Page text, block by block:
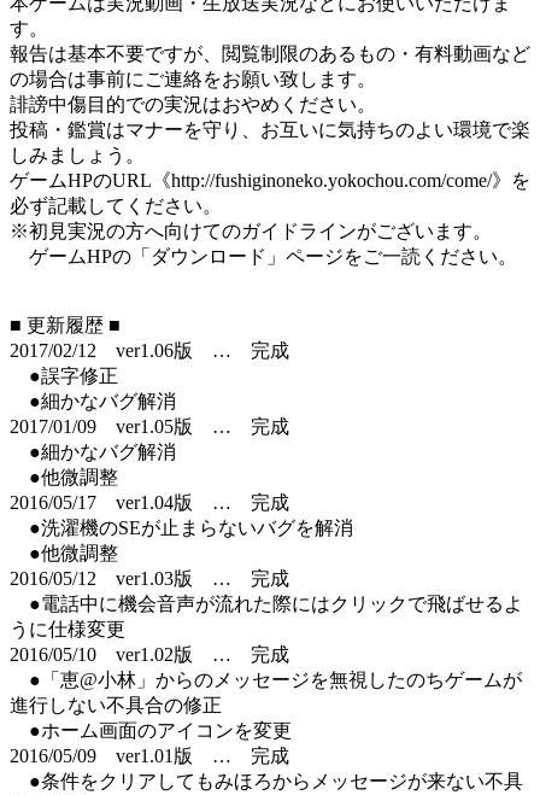
す。
報告は基本不要ですが、閲覧制限のあるもの・有料動画など
の場合は事前にご連絡をお願い致します。
誹謗中傷目的での実況はおやめください。
投稿・鑑賞はマナーを守り、お互いに気持ちのよい環境で楽
しみましょう。
ゲームHPのURL《http://fushiginoneko.yokochou.com/come/》を
必ず記載してください。
※初見実況の方へ向けてのガイドラインがございます。
ゲームHPの「ダウンロード」ページをご一読ください。
■ 更新履歴 ■
2017/02/12 ver1.06版 … 完成
●誤字修正
●細かなバグ解消
2017/01/09 ver1.05版 … 完成
●細かなバグ解消
●他微調整
2016/05/17 ver1.04版 … 完成
●洗濯機のSEが止まらないバグを解消
●他微調整
2016/05/12 ver1.03版 … 完成
●電話中に機会音声が流れた際にはクリックで飛ばせるよ
うに仕様変更
2016/05/10 ver1.02版 … 完成
●「恵@小林」からのメッセージを無視したのちゲームが
進行しない不具合の修正
●ホーム画面のアイコンを変更
2016/05/09 ver1.01版 … 完成
●条件をクリアしてもみほろからメッセージが来ない不具